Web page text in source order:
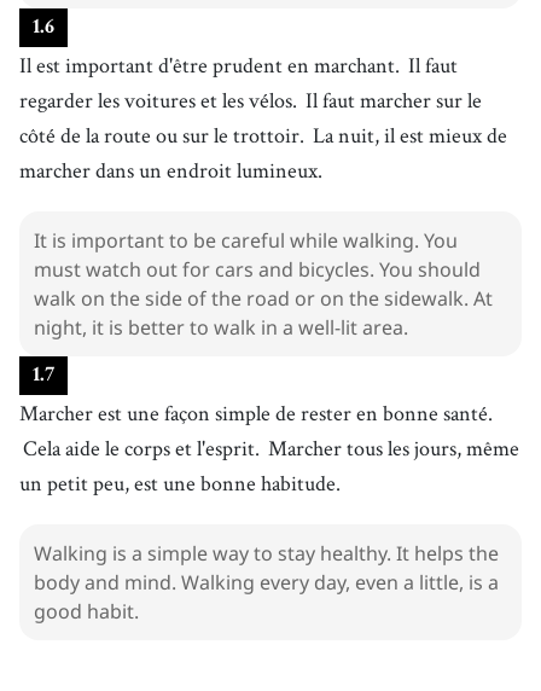
1.6
Il est important d'être prudent en marchant. Il faut
regarder les voitures et les vélos. Il faut marcher sur le
côté de la route ou sur le trottoir. La nuit, il est mieux de
marcher dans un endroit lumineux.
It is important to be careful while walking. You
must watch out for cars and bicycles. You should
walk on the side of the road or on the sidewalk. At
night, it is better to walk in a well-lit area.
1.7
Marcher est une façon simple de rester en bonne santé.
Cela aide le corps et l'esprit. Marcher tous les jours, même
un petit peu, est une bonne habitude.
Walking is a simple way to stay healthy. It helps the
body and mind. Walking every day, even a little, is a
good habit.